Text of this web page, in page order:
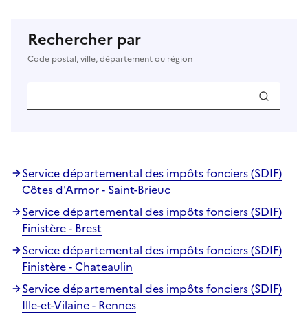
Rechercher par
Code postal, ville, département ou région
Service départemental des impôts fonciers (SDIF)
Côtes d'Armor - Saint-Brieuc
Service départemental des impôts fonciers (SDIF)
Finistère - Brest
Service départemental des impôts fonciers (SDIF)
Finistère - Chateaulin
Service départemental des impôts fonciers (SDIF)
Ille-et-Vilaine - Rennes